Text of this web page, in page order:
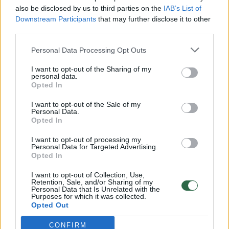
also be disclosed by us to third parties on the IAB’s List of
Downstream Participants that may further disclose it to other
Personal Data Processing Opt Outs
I want to opt-out of the Sharing of my
personal data.
Opted In
I want to opt-out of the Sale of my
Personal Data.
Opted In
I want to opt-out of processing my
Personal Data for Targeted Advertising.
Opted In
I want to opt-out of Collection, Use,
Retention, Sale, and/or Sharing of my
Personal Data that Is Unrelated with the
Purposes for which it was collected.
Opted Out
CONFIRM
Žinios | Lietuvos diena
00:00:57
Savaitės vidurys nusimato karštas: temperatūra kils iki
32 laipsnių šilumos
Žinios | Orai
00:15:54
V. Zalužno pasisakymą laiko bandymu įsitvirtinti
Laidos | Nauja diena
Sinoptikai atsakė, kokiais orais užbaigsime darbo
savaitę: karščiai atsitrauks
Žinios